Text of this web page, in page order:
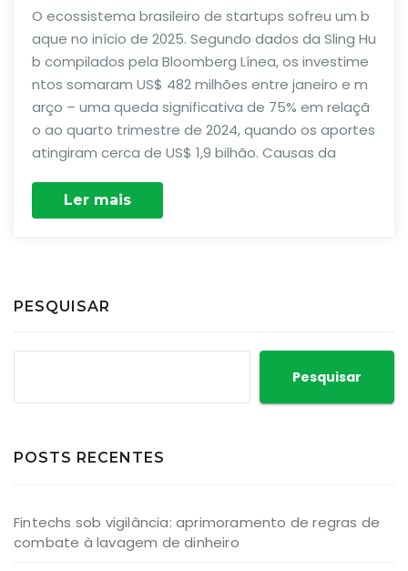
O ecossistema brasileiro de startups sofreu um b
aque no início de 2025. Segundo dados da Sling Hu
b compilados pela Bloomberg Línea, os investime
ntos somaram US$ 482 milhões entre janeiro e m
arço – uma queda significativa de 75% em relaçã
o ao quarto trimestre de 2024, quando os aportes
atingiram cerca de US$ 1,9 bilhão. Causas da
Ler mais
PESQUISAR
Pesquisar
POSTS RECENTES
Fintechs sob vigilância: aprimoramento de regras de
combate à lavagem de dinheiro